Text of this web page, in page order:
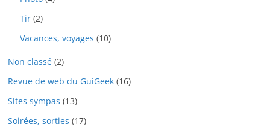
Tir (2)
Vacances, voyages (10)
Non classé (2)
Revue de web du GuiGeek (16)
Sites sympas (13)
Soirées, sorties (17)